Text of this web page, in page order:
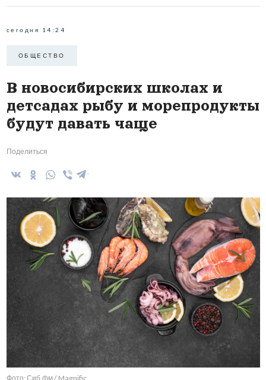
сегодня 14:24
ОБЩЕСТВО
В новосибирских школах и
детсадах рыбу и морепродукты
будут давать чаще
Поделиться
Фото: Сиб.фм / Magnific